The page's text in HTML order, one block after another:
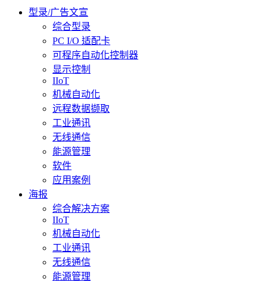
型录/广告文宣
综合型录
PC I/O 适配卡
可程序自动化控制器
显示控制
IIoT
机械自动化
远程数据撷取
工业通讯
无线通信
能源管理
软件
应用案例
海报
综合解决方案
IIoT
机械自动化
工业通讯
无线通信
能源管理